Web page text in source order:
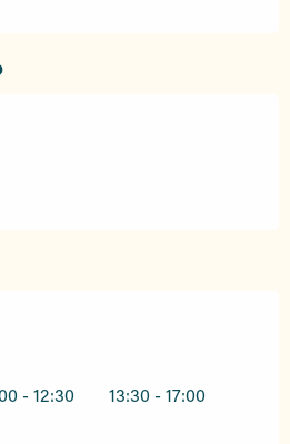
- 12:30 13:30 - 17:00